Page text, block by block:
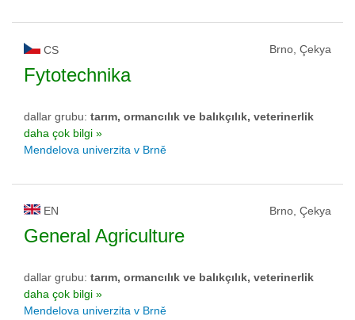
CS Brno, Çekya
Fytotechnika
dallar grubu: tarım, ormancılık ve balıkçılık, veterinerlik
daha çok bilgi »
Mendelova univerzita v Brně
EN Brno, Çekya
General Agriculture
dallar grubu: tarım, ormancılık ve balıkçılık, veterinerlik
daha çok bilgi »
Mendelova univerzita v Brně